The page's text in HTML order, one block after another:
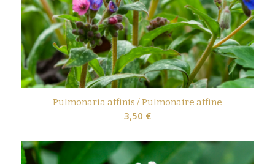
Pulmonaria affinis / Pulmonaire affine
3,50 €